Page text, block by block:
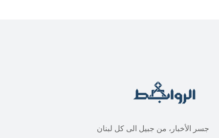
جسر الأخبار، من جبيل الى كل لبنان